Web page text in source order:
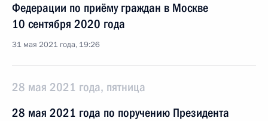
Федерации по приёму граждан в Москве
10 сентября 2020 года
31 мая 2021 года, 19:26
28 мая 2021 года, пятница
28 мая 2021 года по поручению Президента